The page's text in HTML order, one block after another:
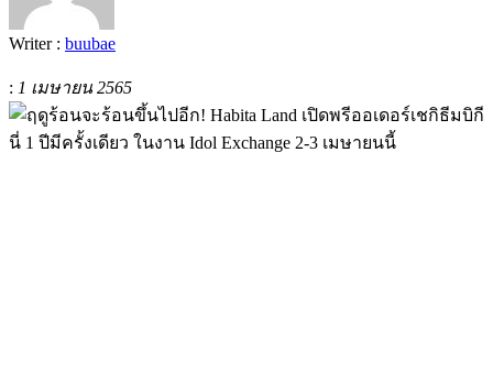
Writer : buubae
: 1 เมษายน 2565